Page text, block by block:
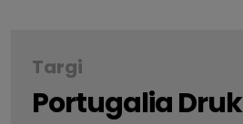
Targi
Portugalia Druk